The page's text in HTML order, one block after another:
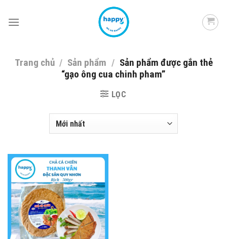
Trang chủ / Sản phẩm / Sản phẩm được gắn thẻ
“gạo ông cua chinh pham”
LỌC